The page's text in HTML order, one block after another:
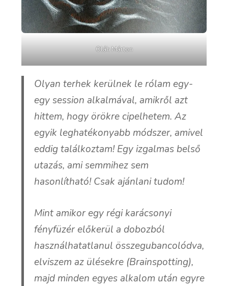
Oláh Márton
Olyan terhek kerülnek le rólam egy-
egy session alkalmával, amikről azt
hittem, hogy örökre cipelhetem. Az
egyik leghatékonyabb módszer, amivel
eddig találkoztam! Egy izgalmas belső
utazás, ami semmihez sem
hasonlítható! Csak ajánlani tudom!
Mint amikor egy régi karácsonyi
fényfüzér előkerül a dobozból
használhatatlanul összegubancolódva,
elviszem az ülésekre (Brainspotting),
majd minden egyes alkalom után egyre